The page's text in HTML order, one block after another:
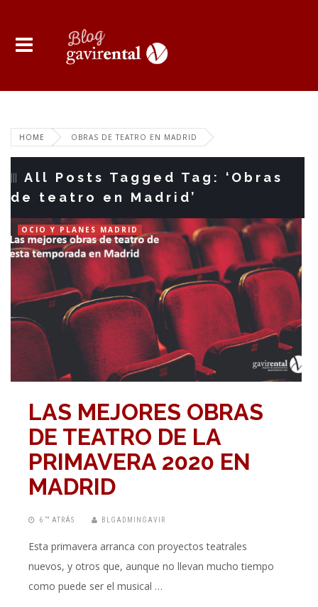
HOME OBRAS DE TEATRO EN MADRID
All Posts Tagged Tag: ‘Obras
de teatro en Madrid’
OCIO Y PLANES MADRID
LAS MEJORES OBRAS
DE TEATRO DE LA
PRIMAVERA 2020 EN
MADRID
6 “” ATRÁS BLGADMINGAVIR
Esta primavera arranca con proyectos teatrales
nuevos, y otros que, aunque no llevan mucho tiempo
como puede ser el musical …